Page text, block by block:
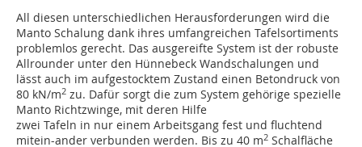
All diesen unterschiedlichen Herausforderungen wird die
Manto Schalung dank ihres umfangreichen Tafelsortiments
problemlos gerecht. Das ausgereifte System ist der robuste
Allrounder unter den Hünnebeck Wandschalungen und
lässt auch im aufgestocktem Zu­stand einen Betondruck von
80 kN/m2 zu. Dafür sorgt die zum System gehörige spezielle
Manto Richtzwinge, mit deren Hilfe
zwei Tafeln in nur einem Arbeitsgang fest und fluchtend
mitein-ander verbunden werden. Bis zu 40 m2 Schalfläche